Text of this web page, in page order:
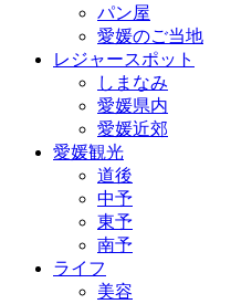
パン屋
愛媛のご当地
レジャースポット
しまなみ
愛媛県内
愛媛近郊
愛媛観光
道後
中予
東予
南予
ライフ
美容